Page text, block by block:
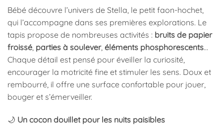
Bébé découvre l’univers de Stella, le petit faon-hochet,
qui l’accompagne dans ses premières explorations. Le
tapis propose de nombreuses activités : bruits de papier
froissé parties à soulever, éléments phosphorescents…
Chaque détail est pensé pour éveiller la curiosité,
encourager la motricité fine et stimuler les sens. Doux et
rembourré, il offre une surface confortable pour jouer,
bouger et s’émerveiller.
🌙 Un cocon douillet pour les nuits paisibles